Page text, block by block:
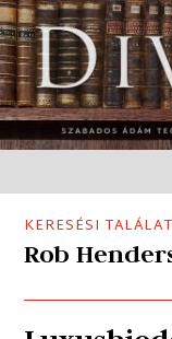
KERESÉSI
Rob